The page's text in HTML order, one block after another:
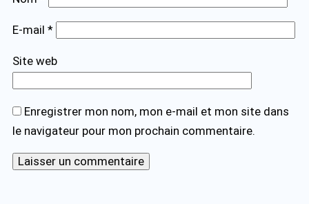
E-mail *
Site web
Enregistrer mon nom, mon e-mail et mon site dans
le navigateur pour mon prochain commentaire.